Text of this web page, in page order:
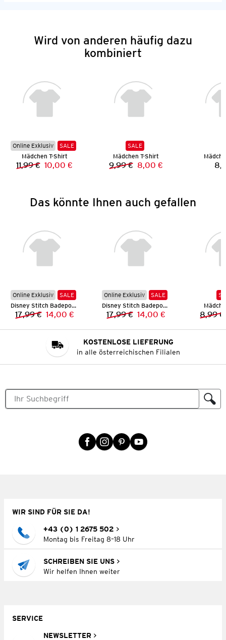
Wird von anderen häufig dazu
kombiniert
Online Exklusiv
SALE
Mädchen T-Shirt
Vorheriger Preis:
11,99 € Neuer Preis:
10,00 €
SALE
Mädchen T-Shirt
Vorheriger Preis:
9,99 € Neuer Preis:
8,00 €
Das könnte Ihnen auch gefallen
Online Exklusiv
SALE
Disney Stitch Badeponcho
Vorheriger Preis:
17,99 € Neuer Preis:
14,00 €
Online Exklusiv
SALE
Disney Stitch Badeponcho
Vorheriger Preis:
17,99 € Neuer Preis:
14,00 € 8,99 €
KOSTENLOSE LIEFERUNG
in alle österreichischen Filialen
WIR SIND FÜR SIE DA!
+43 (0) 1 2675 502
Montag bis Freitag 8–18 Uhr
SCHREIBEN SIE UNS
Wir helfen Ihnen weiter
SERVICE
NEWSLETTER